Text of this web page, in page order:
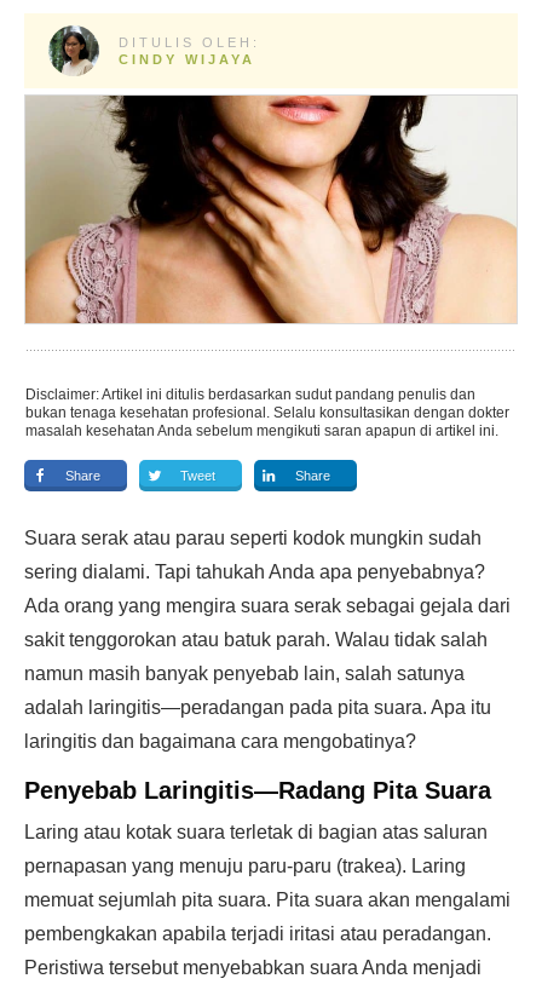
DITULIS OLEH:
CINDY WIJAYA
Disclaimer: Artikel ini ditulis berdasarkan sudut pandang penulis dan
bukan tenaga kesehatan profesional. Selalu konsultasikan dengan dokter
masalah kesehatan Anda sebelum mengikuti saran apapun di artikel ini.
Share Tweet Share
Suara serak atau parau seperti kodok mungkin sudah
sering dialami. Tapi tahukah Anda apa penyebabnya?
Ada orang yang mengira suara serak sebagai gejala dari
sakit tenggorokan atau batuk parah. Walau tidak salah
namun masih banyak penyebab lain, salah satunya
adalah laringitis—peradangan pada pita suara. Apa itu
laringitis dan bagaimana cara mengobatinya?
Penyebab Laringitis—Radang Pita Suara
Laring atau kotak suara terletak di bagian atas saluran
pernapasan yang menuju paru-paru (trakea). Laring
memuat sejumlah pita suara. Pita suara akan mengalami
pembengkakan apabila terjadi iritasi atau peradangan.
Peristiwa tersebut menyebabkan suara Anda menjadi